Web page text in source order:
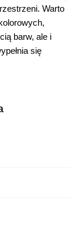
Warto
barw, ale i
się